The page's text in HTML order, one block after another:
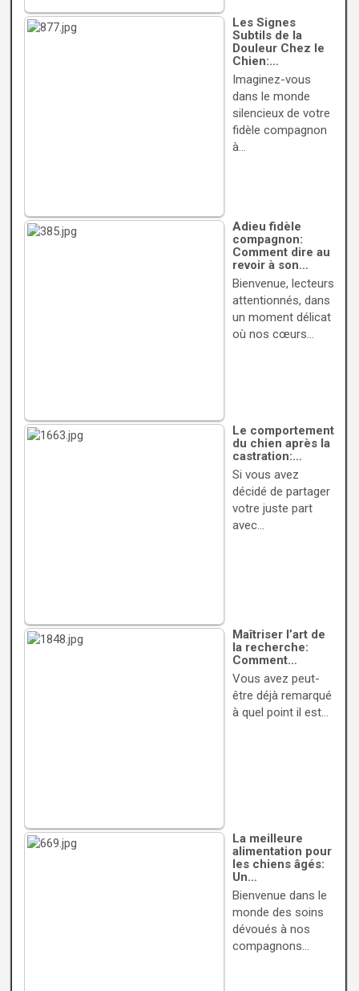
Les Signes
Subtils de la
Douleur Chez le
Chien:…
Imaginez-vous
dans le monde
silencieux de votre
fidèle compagnon
à…
Adieu fidèle
compagnon:
Comment dire au
revoir à son…
Bienvenue, lecteurs
attentionnés, dans
un moment délicat
où nos cœurs…
Le comportement
du chien après la
castration:…
Si vous avez
décidé de partager
votre juste part
avec…
Maîtriser l’art de
la recherche:
Comment…
Vous avez peut-
être déjà remarqué
à quel point il est…
La meilleure
alimentation pour
les chiens âgés:
Un…
Bienvenue dans le
monde des soins
dévoués à nos
compagnons…